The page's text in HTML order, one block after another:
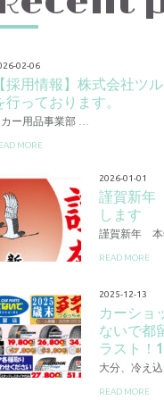
02-06
採用情報】株式会社ツ
行っております。
ー用品事業部 …
MORE
2026-01-01
謹賀新年
します
謹賀新年 本
READ MORE
2025-12-13
カーショ
ないで都
ラスト！
大分、冷え
READ MORE